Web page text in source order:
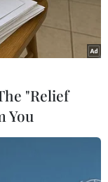
"Relief
You